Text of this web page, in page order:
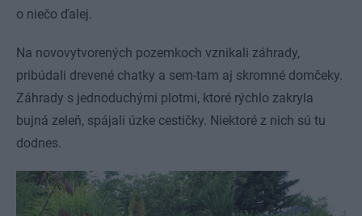
o niečo ďalej.
Na novovytvorených pozemkoch vznikali záhrady,
pribúdali drevené chatky a sem-tam aj skromné domčeky.
Záhrady s jednoduchými plotmi, ktoré rýchlo zakryla
bujná zeleň, spájali úzke cestičky. Niektoré z nich sú tu
dodnes.